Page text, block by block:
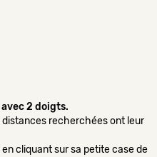
2 doigts.
distances recherchées ont leur
cliquant sur sa petite case de